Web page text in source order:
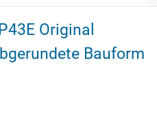
Original
Bauform